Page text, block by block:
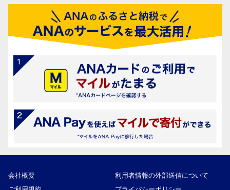
会社概要
利用者情報の外部送信について